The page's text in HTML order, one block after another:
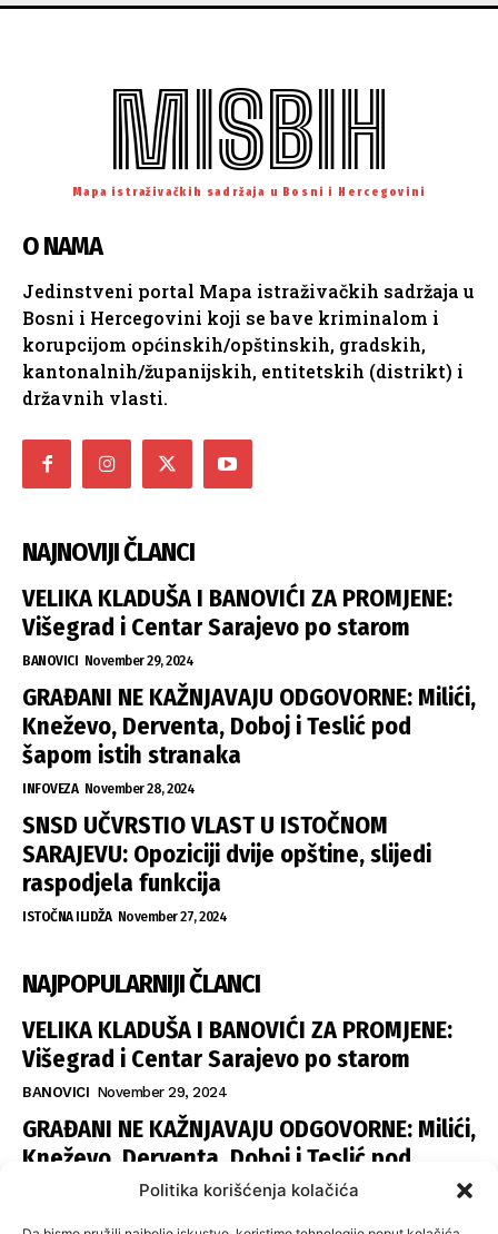
Politika korišćenja kolačića
MISBIH
Mapa istraživačkih sadržaja u Bosni i Hercegovini
O NAMA
Jedinstveni portal Mapa istraživačkih sadržaja u
Bosni i Hercegovini koji se bave kriminalom i
korupcijom općinskih/opštinskih, gradskih,
kantonalnih/županijskih, entitetskih (distrikt) i
državnih vlasti.
NAJNOVIJI ČLANCI
VELIKA KLADUŠA I BANOVIĆI ZA PROMJENE:
Višegrad i Centar Sarajevo po starom
BANOVICI November 29, 2024
GRAĐANI NE KAŽNJAVAJU ODGOVORNE: Milići,
Kneževo, Derventa, Doboj i Teslić pod
šapom istih stranaka
INFOVEZA November 28, 2024
SNSD UČVRSTIO VLAST U ISTOČNOM
SARAJEVU: Opoziciji dvije opštine, slijedi
raspodjela funkcija
ISTOČNA ILIDŽA November 27, 2024
NAJPOPULARNIJI ČLANCI
VELIKA KLADUŠA I BANOVIĆI ZA PROMJENE:
Višegrad i Centar Sarajevo po starom
BANOVICI November 29, 2024
GRAĐANI NE KAŽNJAVAJU ODGOVORNE: Milići,
Kneževo, Derventa, Doboj i Teslić pod
šapom istih stranaka